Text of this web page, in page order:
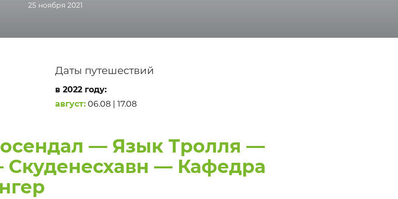
25 ноября 2021
Даты путешествий
в 2022 году:
август: 06.08 | 17.08
— Язык Тролля —
— Кафедра